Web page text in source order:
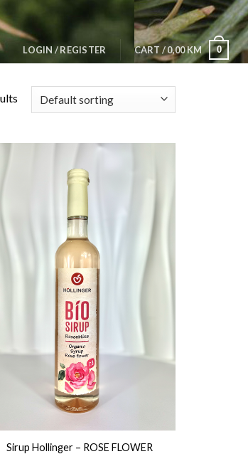
LOGIN / REGISTER CART /0,00KM 0
Sirup Hollinger – ROSE FLOWER